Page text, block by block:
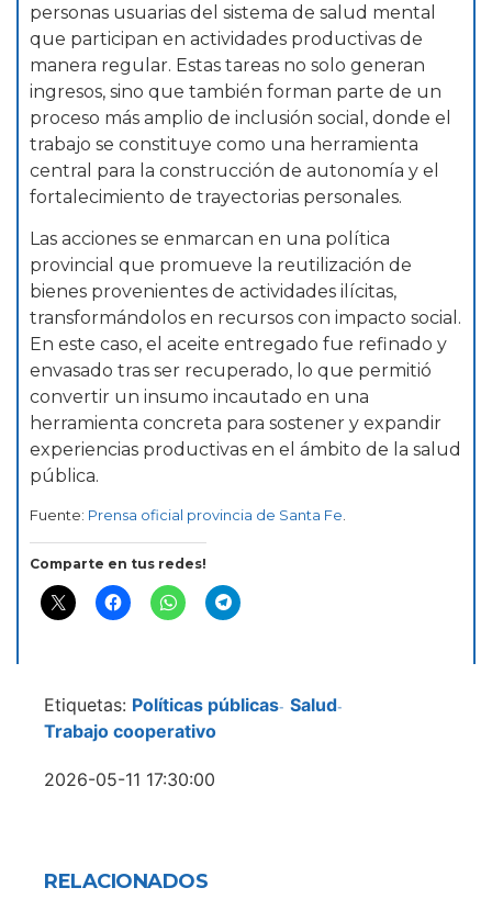
personas usuarias del sistema de salud mental
que participan en actividades productivas de
manera regular. Estas tareas no solo generan
ingresos, sino que también forman parte de un
proceso más amplio de inclusión social, donde el
trabajo se constituye como una herramienta
central para la construcción de autonomía y el
fortalecimiento de trayectorias personales.
Las acciones se enmarcan en una política
provincial que promueve la reutilización de
bienes provenientes de actividades ilícitas,
transformándolos en recursos con impacto social.
En este caso, el aceite entregado fue refinado y
envasado tras ser recuperado, lo que permitió
convertir un insumo incautado en una
herramienta concreta para sostener y expandir
experiencias productivas en el ámbito de la salud
pública.
Fuente: Prensa oficial provincia de Santa Fe.
Comparte en tus redes!
Etiquetas: Políticas públicas- Salud-
Trabajo cooperativo
2026-05-11 17:30:00
RELACIONADOS